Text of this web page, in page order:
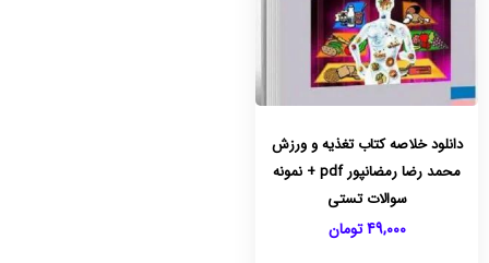
دانلود خلاصه کتاب تغذیه و ورزش
محمد رضا رمضانپور pdf + نمونه
سوالات تستی
49,000 تومان